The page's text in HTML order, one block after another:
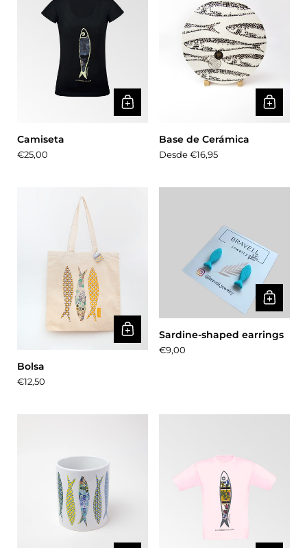
Camiseta
Precio:
€25,00
Base de Cerámica
Precio:
Desde €16,95
Bolsa
Precio:
€12,50
Sardine-shaped earrings
Precio:
€9,00